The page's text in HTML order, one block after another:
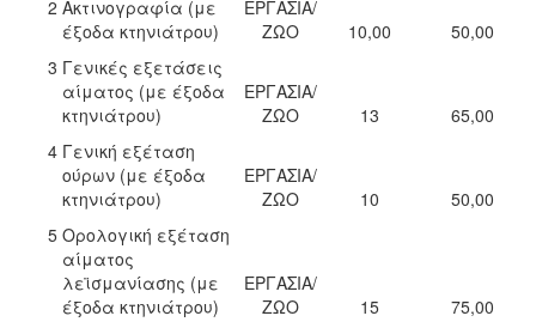
2 Ακτινογραφία (με
έξοδα κτηνιάτρου)
ΕΡΓΑΣΙΑ/
ΖΩΟ
10,00
50,00
3 Γενικές εξετάσεις
αίματος (με έξοδα
κτηνιάτρου)
ΕΡΓΑΣΙΑ/
ΖΩΟ
13
65,00
4 Γενική εξέταση
ούρων (με έξοδα
κτηνιάτρου)
ΕΡΓΑΣΙΑ/
ΖΩΟ
10
50,00
5 Ορολογική εξέταση
αίματος
λεϊσμανίασης (με
έξοδα κτηνιάτρου)
ΕΡΓΑΣΙΑ/
ΖΩΟ
15
75,00